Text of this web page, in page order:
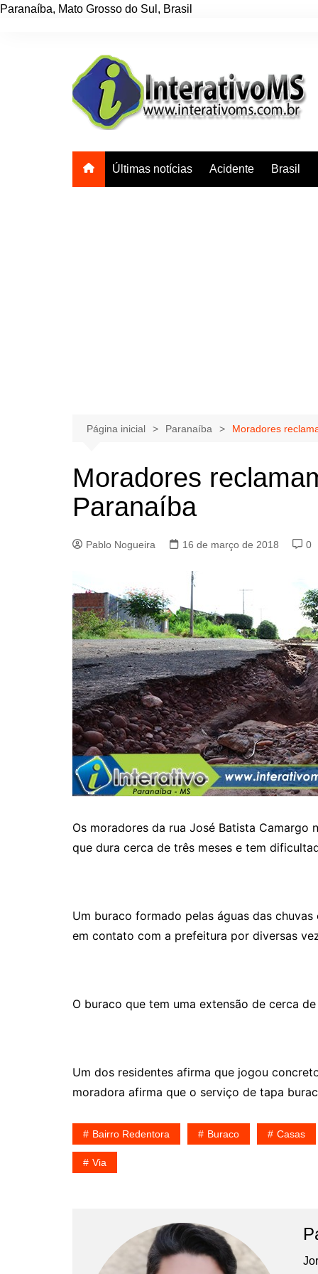
Paranaíba, Mato Grosso do Sul , Brasil
Últimas notícias Acidente Brasil
Página inicial Paranaíba Moradores
Moradores
Paranaíba
Pablo Nogueira 16 de março de 2018 0
Os moradores da rua José Batista
que dura cerca de três meses e tem
Um buraco formado pelas águas das
em contato com a prefeitura por diversas
O buraco que tem uma extensão de cerca
Um dos residentes afirma que jogou
moradora afirma que o serviço de tapa
Bairro Redentora Buraco Casas
Via